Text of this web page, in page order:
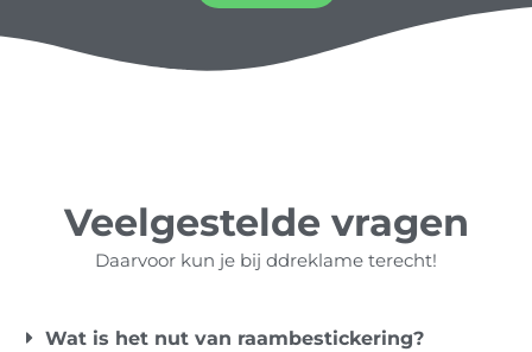
Veelgestelde vragen
Daarvoor kun je bij ddreklame terecht!
Wat is het nut van raambestickering?